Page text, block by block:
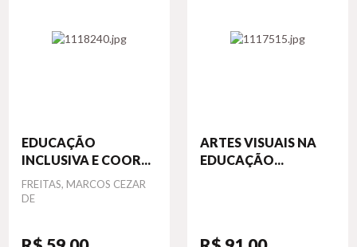
EDUCAÇÃO
INCLUSIVA E COOR...
Autor
FREITAS, MARCOS CEZAR
DE
ARTES VISUAIS NA
EDUCAÇÃO...